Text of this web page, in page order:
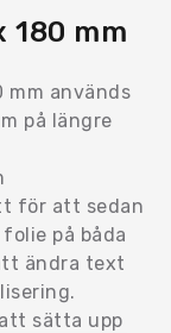
180 mm
mm används
på längre
för att sedan
på båda
ändra text
sätta upp